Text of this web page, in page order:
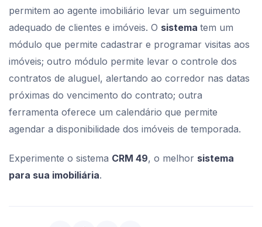
permitem ao agente imobiliário levar um seguimento
adequado de clientes e imóveis. O sistema tem um
módulo que permite cadastrar e programar visitas aos
imóveis; outro módulo permite levar o controle dos
contratos de aluguel, alertando ao corredor nas datas
próximas do vencimento do contrato; outra
ferramenta oferece um calendário que permite
agendar a disponibilidade dos imóveis de temporada.
Experimente o sistema CRM 49, o melhor sistema
para sua imobiliária.